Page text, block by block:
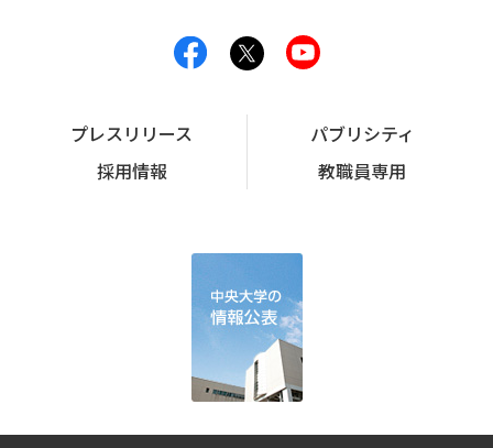
プレスリリース
パブリシティ
採用情報
教職員専用